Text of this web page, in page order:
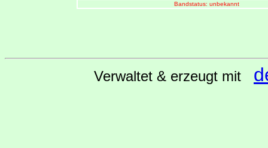
Bandstatus: unbekannt
Verwaltet & erzeugt mit